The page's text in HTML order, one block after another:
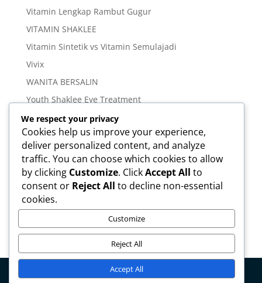
Vitamin Lengkap Rambut Gugur
VITAMIN SHAKLEE
Vitamin Sintetik vs Vitamin Semulajadi
Vivix
WANITA BERSALIN
Youth Shaklee Eye Treatment
YOUTH SKIN CARE SERIES
Meta
Log in
Entries feed
Comments feed
We respect your privacy
Cookies help us improve your experience,
deliver personalized content, and analyze
traffic. You can choose which cookies to allow
by clicking Customize. ClickAccept All to
consent or Reject All to decline non-essential
cookies.
Customize
Reject All
Accept All